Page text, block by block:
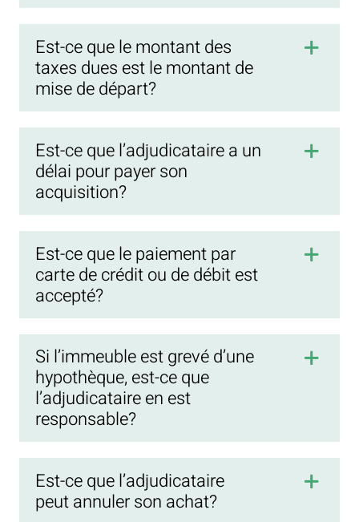
Est-ce que le montant des
taxes dues est le montant de
mise de départ?
Est-ce que l’adjudicataire a un
délai pour payer son
acquisition?
Est-ce que le paiement par
carte de crédit ou de débit est
accepté?
Si l’immeuble est grevé d’une
hypothèque, est-ce que
l’adjudicataire en est
responsable?
Est-ce que l’adjudicataire
peut annuler son achat?